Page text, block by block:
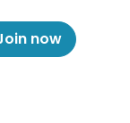
now